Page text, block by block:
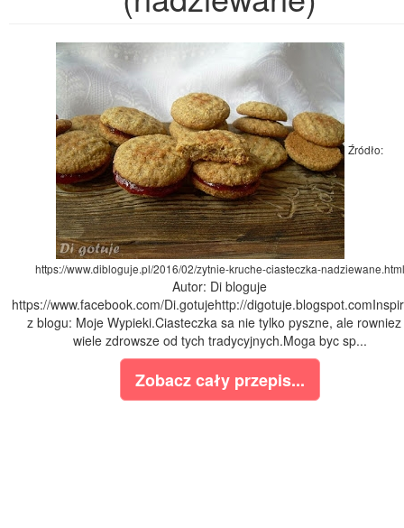
Źródło:
https://www.dibloguje.pl/2016/02/zytnie-kruche-ciasteczka-nadziewane.html
Autor: Di bloguje
https://www.facebook.com/Di.gotujehttp://
z blogu: Moje Wypieki.Ciasteczka sa nie tylko pyszne, ale
wiele zdrowsze od tych tradycyjnych.Moga byc sp...
Zobacz cały przepis...